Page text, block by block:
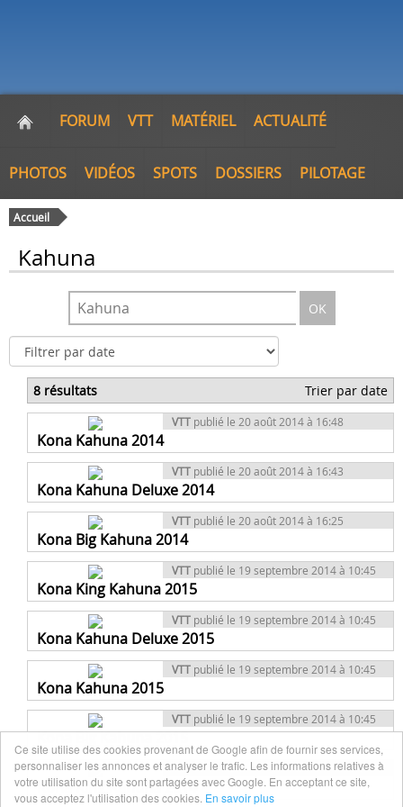
FORUM VTT MATÉRIEL ACTUALITÉ
PHOTOS VIDÉOS SPOTS DOSSIERS PILOTAGE
Accueil
Kahuna
OK
8 résultats Trier par date
VTT publié le 20 août 2014 à 16:48
Kona Kahuna 2014
VTT publié le 20 août 2014 à 16:43
Kona Kahuna Deluxe 2014
VTT publié le 20 août 2014 à 16:25
Kona Big Kahuna 2014
VTT publié le 19 septembre 2014 à 10:45
Kona King Kahuna 2015
VTT publié le 19 septembre 2014 à 10:45
Kona Kahuna Deluxe 2015
VTT publié le 19 septembre 2014 à 10:45
Kona Kahuna 2015
VTT publié le 19 septembre 2014 à 10:45
Kona Big Kahuna 2015
VTTpublié le 20 août 2014 à 16:13
Kona King Kahuna 2014
Ce site utilise des cookies provenant de Google afin de fournir ses services,
personnaliser les annonces et analyser le trafic. Les informations relatives à
votre utilisation du site sont partagées avec Google. En acceptant ce site,
vous acceptez l'utilisation des cookies. En savoir plus